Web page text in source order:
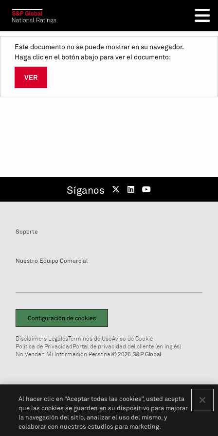
Este documento no se puede mostrar en su navegador.
Haga clic en el botón abajo para ver el documento:
VER
Síganos
Soporte
Nuestro Equipo Comercial
Configuración de cookies
Disclaimers LegalesTérminos de UsoAviso de Cookie
Política de PrivacidadPortal de privacidad del cliente (en inglés)
No Vendan Mi Información Personal© 2026 S&P Global
Al hacer clic en “Aceptar todas las cookies”, usted acepta
que las cookies se guarden en su dispositivo para mejorar
la navegación del sitio, analizar el uso del mismo, y
colaborar con nuestros estudios para marketing.